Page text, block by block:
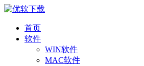
首页
软件
WIN软件
MAC软件